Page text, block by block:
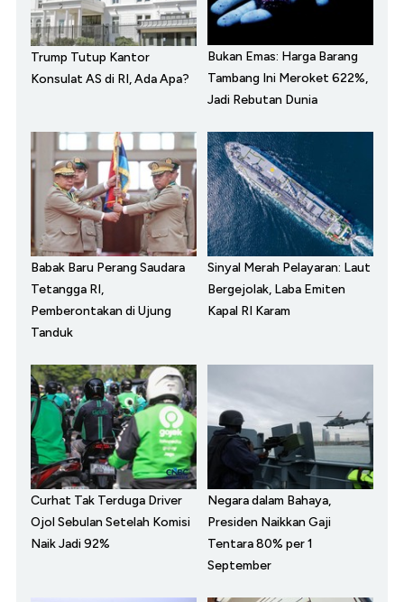
Trump Tutup Kantor
Konsulat AS di RI, Ada Apa?
Bukan Emas: Harga Barang
Tambang Ini Meroket 622%,
Jadi Rebutan Dunia
Babak Baru Perang Saudara
Tetangga RI,
Pemberontakan di Ujung
Tanduk
Sinyal Merah Pelayaran: Laut
Bergejolak, Laba Emiten
Kapal RI Karam
Curhat Tak Terduga Driver
Ojol Sebulan Setelah Komisi
Naik Jadi 92%
Negara dalam Bahaya,
Presiden Naikkan Gaji
Tentara 80% per 1
September